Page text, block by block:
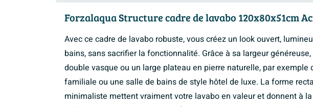
Forzalaqua Structure cadre de lavabo 120x80x51cm
Avec ce cadre de lavabo robuste, vous créez un look ouvert,
bains, sans sacrifier la fonctionnalité. Grâce à sa largeur
double vasque ou un large plateau en pierre naturelle, par exemple
familiale ou une salle de bains de style hôtel de luxe. La forme
minimaliste mettent vraiment votre lavabo en valeur et donnent à